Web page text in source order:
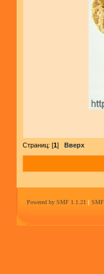
Страниц: [1] Вверх
Powered by SMF 1.1.21 |